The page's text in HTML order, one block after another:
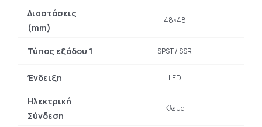
Διαστάσεις
(mm)
48×48
Τύπος εξόδου 1 SPST / SSR
Ένδειξη LED
Ηλεκτρική
Σύνδεση
Κλέμα